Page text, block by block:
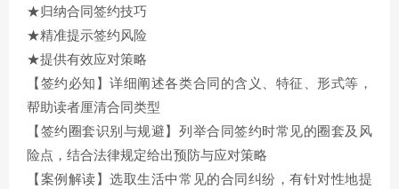
★归纳合同签约技巧
★精准提示签约风险
★提供有效应对策略
【签约必知】详细阐述各类合同的含义、特征、形式等，
帮助读者厘清合同类型
【签约圈套识别与规避】列举合同签约时常见的圈套及风
险点，结合法律规定给出预防与应对策略
【案例解读】选取生活中常见的合同纠纷，有针对性地提